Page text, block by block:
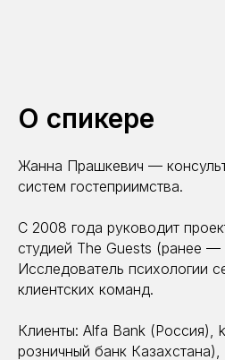
О спикере
Жанна Прашкевич —
систем гостеприимства.
С 2008 года руководит
студией The Guests (ранее —
Исследователь психологии
клиентских команд.
Клиенты: Alfa Bank (Россия),
розничный банк Казахстана),